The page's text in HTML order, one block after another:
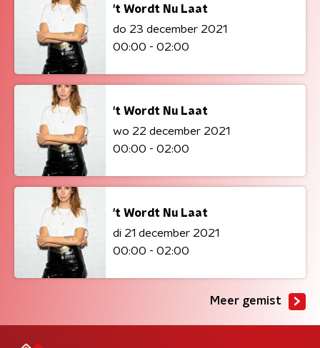
't Wordt Nu Laat
do 23 december 2021
00:00 - 02:00
't Wordt Nu Laat
wo 22 december 2021
00:00 - 02:00
't Wordt Nu Laat
di 21 december 2021
00:00 - 02:00
Meer gemist